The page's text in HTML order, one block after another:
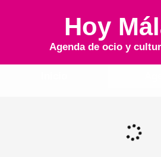
Hoy
Agenda de ocio y